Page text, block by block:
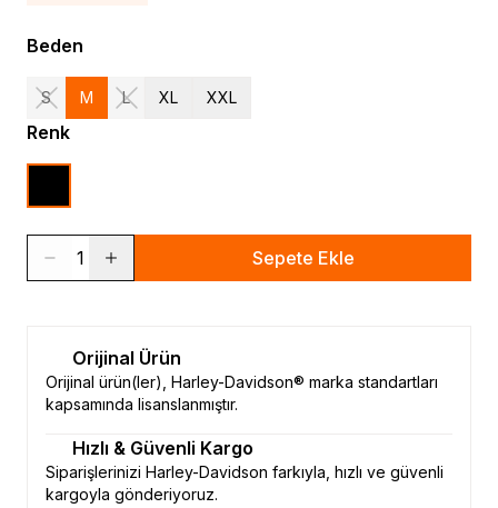
Beden
S M L XL XXL
Renk
1 Sepete Ekle
Orijinal Ürün
Orijinal ürün(ler), Harley-Davidson® marka standartları
kapsamında lisanslanmıştır.
Hızlı & Güvenli Kargo
Siparişlerinizi Harley-Davidson farkıyla, hızlı ve güvenli
kargoyla gönderiyoruz.